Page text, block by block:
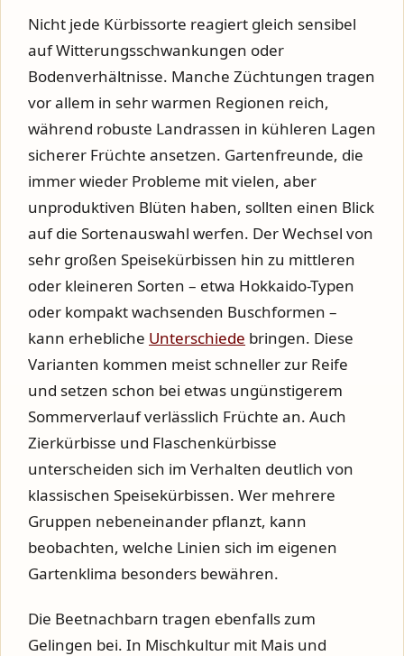
Nicht jede Kürbissorte reagiert gleich sensibel
auf Witterungsschwankungen oder
Bodenverhältnisse. Manche Züchtungen tragen
vor allem in sehr warmen Regionen reich,
während robuste Landrassen in kühleren Lagen
sicherer Früchte ansetzen. Gartenfreunde, die
immer wieder Probleme mit vielen, aber
unproduktiven Blüten haben, sollten einen Blick
auf die Sortenauswahl werfen. Der Wechsel von
sehr großen Speisekürbissen hin zu mittleren
oder kleineren Sorten – etwa Hokkaido-Typen
oder kompakt wachsenden Buschformen –
kann erhebliche Unterschiede bringen. Diese
Varianten kommen meist schneller zur Reife
und setzen schon bei etwas ungünstigerem
Sommerverlauf verlässlich Früchte an. Auch
Zierkürbisse und Flaschenkürbisse
unterscheiden sich im Verhalten deutlich von
klassischen Speisekürbissen. Wer mehrere
Gruppen nebeneinander pflanzt, kann
beobachten, welche Linien sich im eigenen
Gartenklima besonders bewähren.
Die Beetnachbarn tragen ebenfalls zum
Gelingen bei. In Mischkultur mit Mais und